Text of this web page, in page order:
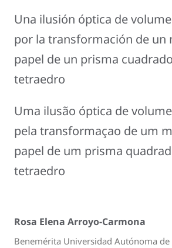
Una ilusión óptica de
por la transformación de un
papel de un prisma
tetraedro
Uma ilusão óptica de
pela transformaçao de um
papel de um prisma
tetraedro
Rosa Elena Arroyo-Carmona
Benemérita Universidad Autónoma de